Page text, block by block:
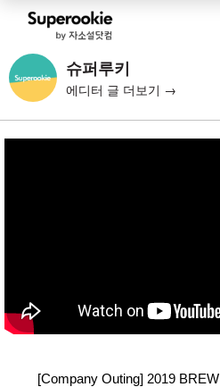
슈퍼루키
에디터 글 더보기 →
[Company Outing] 2019